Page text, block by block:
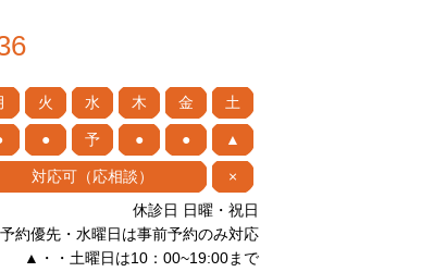
火 水 木 金 土
● 予 ● ● ▲
対応可（応相談）
×
休診日 日曜・祝日
予約優先・水曜日は事前予約のみ対応
▲・・土曜日は10：00~19:00まで